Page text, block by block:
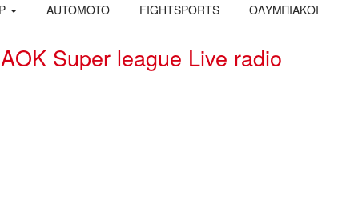
AUTOMOTO FIGHTSPORTS ΟΛΥΜΠΙΑΚΟΙ
Super league Live radio